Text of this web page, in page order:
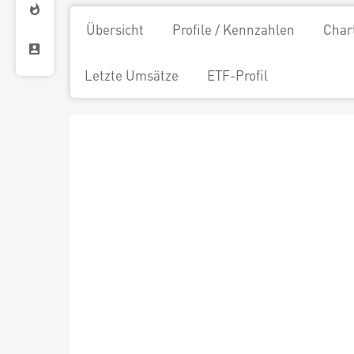
Übersicht Profile / Kennzahlen
Letzte Umsätze ETF-Profil